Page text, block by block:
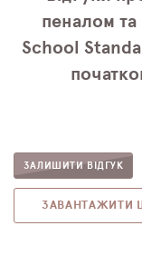
пеналом та
School
ЗАЛИШИТИ ВІДГУК
ЗАВАНТАЖИТИ